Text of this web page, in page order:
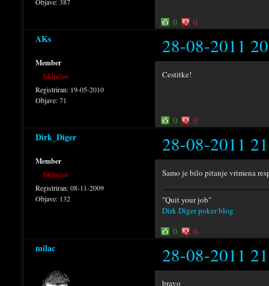
0 0
AKs 28-08-2011
Member
Isključen
Registriran: 19-05-2010
Objave:71
Cestitke!
0 0
Dirk_Diger 28-08-2011
Member
Isključen
Registriran:08-11-2009
Objave: 132
Samo je bilo pitanje vrimena
"Quit your job"
Dirk Diger poker blog
0 0
milac 28-08-2011
bravo